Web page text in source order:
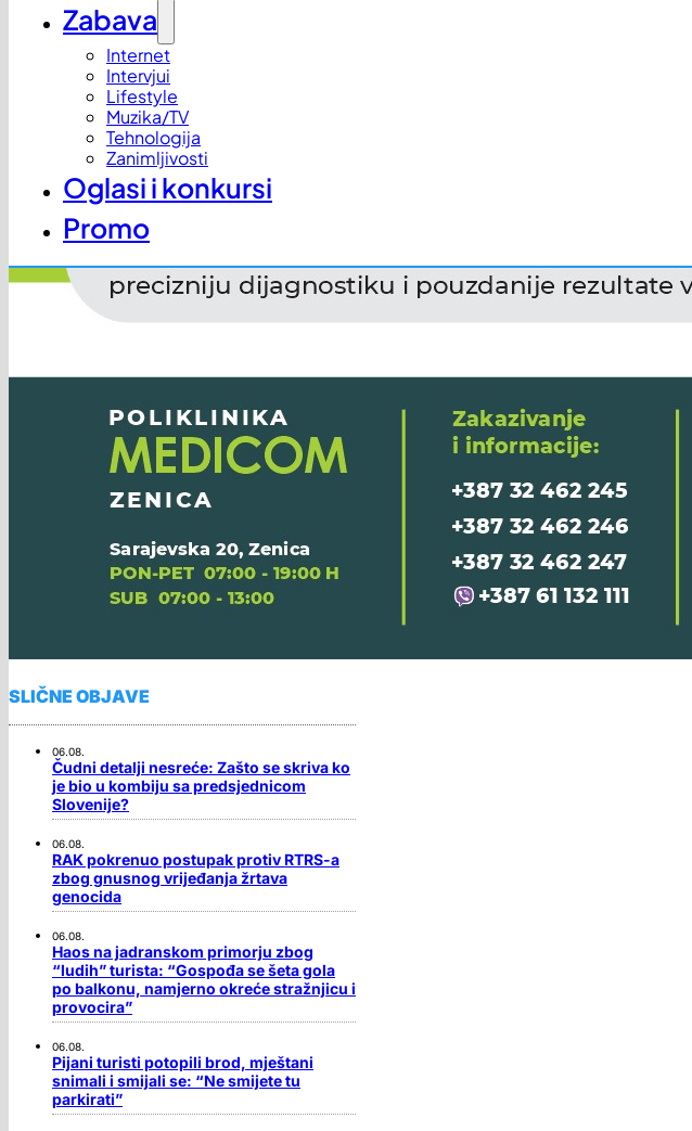
Zabava
Internet
Intervjui
Lifestyle
Muzika/TV
Tehnologija
Zanimljivosti
Oglasi i konkursi
Promo
SLIČNE OBJAVE
06.08.
Čudni detalji nesreće: Zašto se skriva ko
je bio u kombiju sa predsjednicom
Slovenije?
06.08.
RAK pokrenuo postupak protiv RTRS-a
zbog gnusnog vrijeđanja žrtava
genocida
06.08.
Haos na jadranskom primorju zbog
“ludih” turista: “Gospođa se šeta gola
po balkonu, namjerno okreće stražnjicu i
provocira”
06.08.
Pijani turisti potopili brod, mještani
snimali i smijali se: “Ne smijete tu
parkirati”